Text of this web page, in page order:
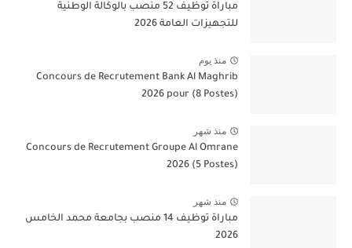
مباراة توظيف 52 منصب بالوكالة الوطنية
للتجهيزات العامة 2026
منذ يوم
Concours de Recrutement Bank Al Maghrib
2026 pour (8 Postes)
منذ شهر
Concours de Recrutement Groupe Al Omrane
2026 (5 Postes)
منذ شهر
مباراة توظيف 14 منصب بجامعة محمد الخامس
2026